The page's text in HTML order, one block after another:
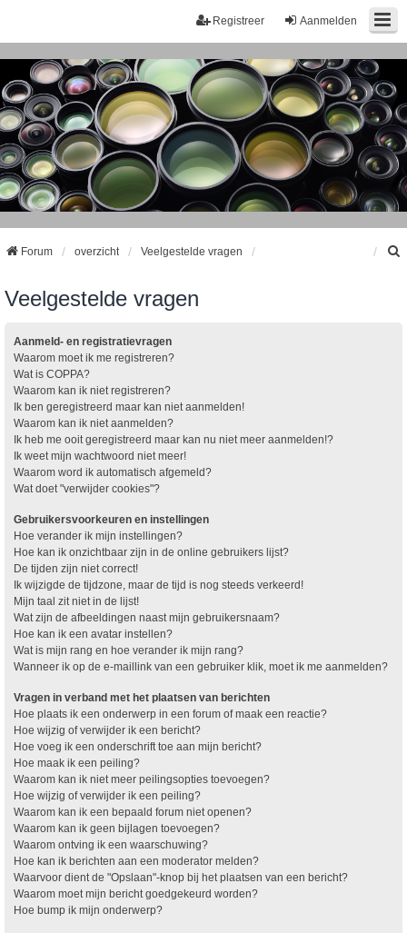
Aanmelden
Registreer
Forum overzicht Veelgestelde vragen
Veelgestelde vragen
Aanmeld- en registratievragen
Waarom moet ik me registreren?
Wat is COPPA?
Waarom kan ik niet registreren?
Ik ben geregistreerd maar kan niet aanmelden!
Waarom kan ik niet aanmelden?
Ik heb me ooit geregistreerd maar kan nu niet meer aanmelden!?
Ik weet mijn wachtwoord niet meer!
Waarom word ik automatisch afgemeld?
Wat doet "verwijder cookies"?
Gebruikersvoorkeuren en instellingen
Hoe verander ik mijn instellingen?
Hoe kan ik onzichtbaar zijn in de online gebruikers lijst?
De tijden zijn niet correct!
Ik wijzigde de tijdzone, maar de tijd is nog steeds verkeerd!
Mijn taal zit niet in de lijst!
Wat zijn de afbeeldingen naast mijn gebruikersnaam?
Hoe kan ik een avatar instellen?
Wat is mijn rang en hoe verander ik mijn rang?
Wanneer ik op de e-maillink van een gebruiker klik, moet ik me aanmelden?
Vragen in verband met het plaatsen van berichten
Hoe plaats ik een onderwerp in een forum of maak een reactie?
Hoe wijzig of verwijder ik een bericht?
Hoe voeg ik een onderschrift toe aan mijn bericht?
Hoe maak ik een peiling?
Waarom kan ik niet meer peilingsopties toevoegen?
Hoe wijzig of verwijder ik een peiling?
Waarom kan ik een bepaald forum niet openen?
Waarom kan ik geen bijlagen toevoegen?
Waarom ontving ik een waarschuwing?
Hoe kan ik berichten aan een moderator melden?
Waarvoor dient de "Opslaan"-knop bij het plaatsen van een bericht?
Waarom moet mijn bericht goedgekeurd worden?
Hoe bump ik mijn onderwerp?